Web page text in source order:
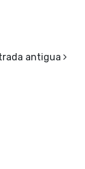
antigua